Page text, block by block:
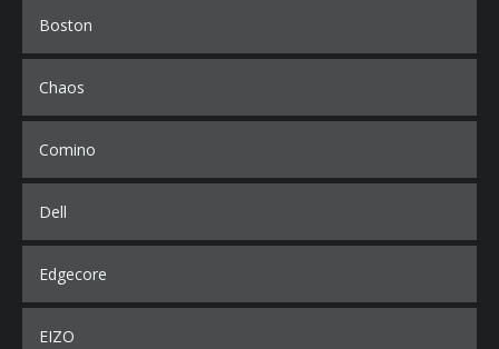
Boston
Chaos
Comino
Dell
Edgecore
EIZO